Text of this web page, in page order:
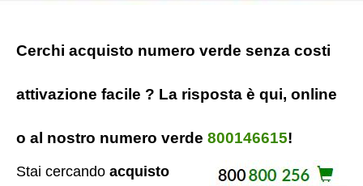
Cerchi acquisto numero verde senza costi
attivazione facile ? La risposta è qui, online
o al nostro numero verde 800146615!
Stai cercando acquisto